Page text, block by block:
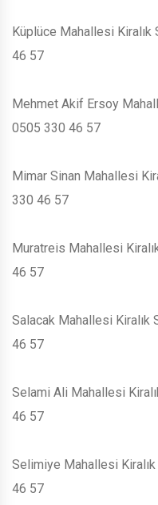
Küplüce Mahallesi
46 57
Mehmet Akif Ersoy
0505 330 46 57
Mimar Sinan Mahallesi
330 46 57
Muratreis Mahallesi
46 57
Salacak Mahallesi
46 57
Selami Ali Mahallesi
46 57
Selimiye Mahallesi
46 57